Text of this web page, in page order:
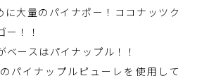
に大量のパイナポー！ココナッツク
ー！！
ースはパイナップル！！
パイナップルピューレを使用して